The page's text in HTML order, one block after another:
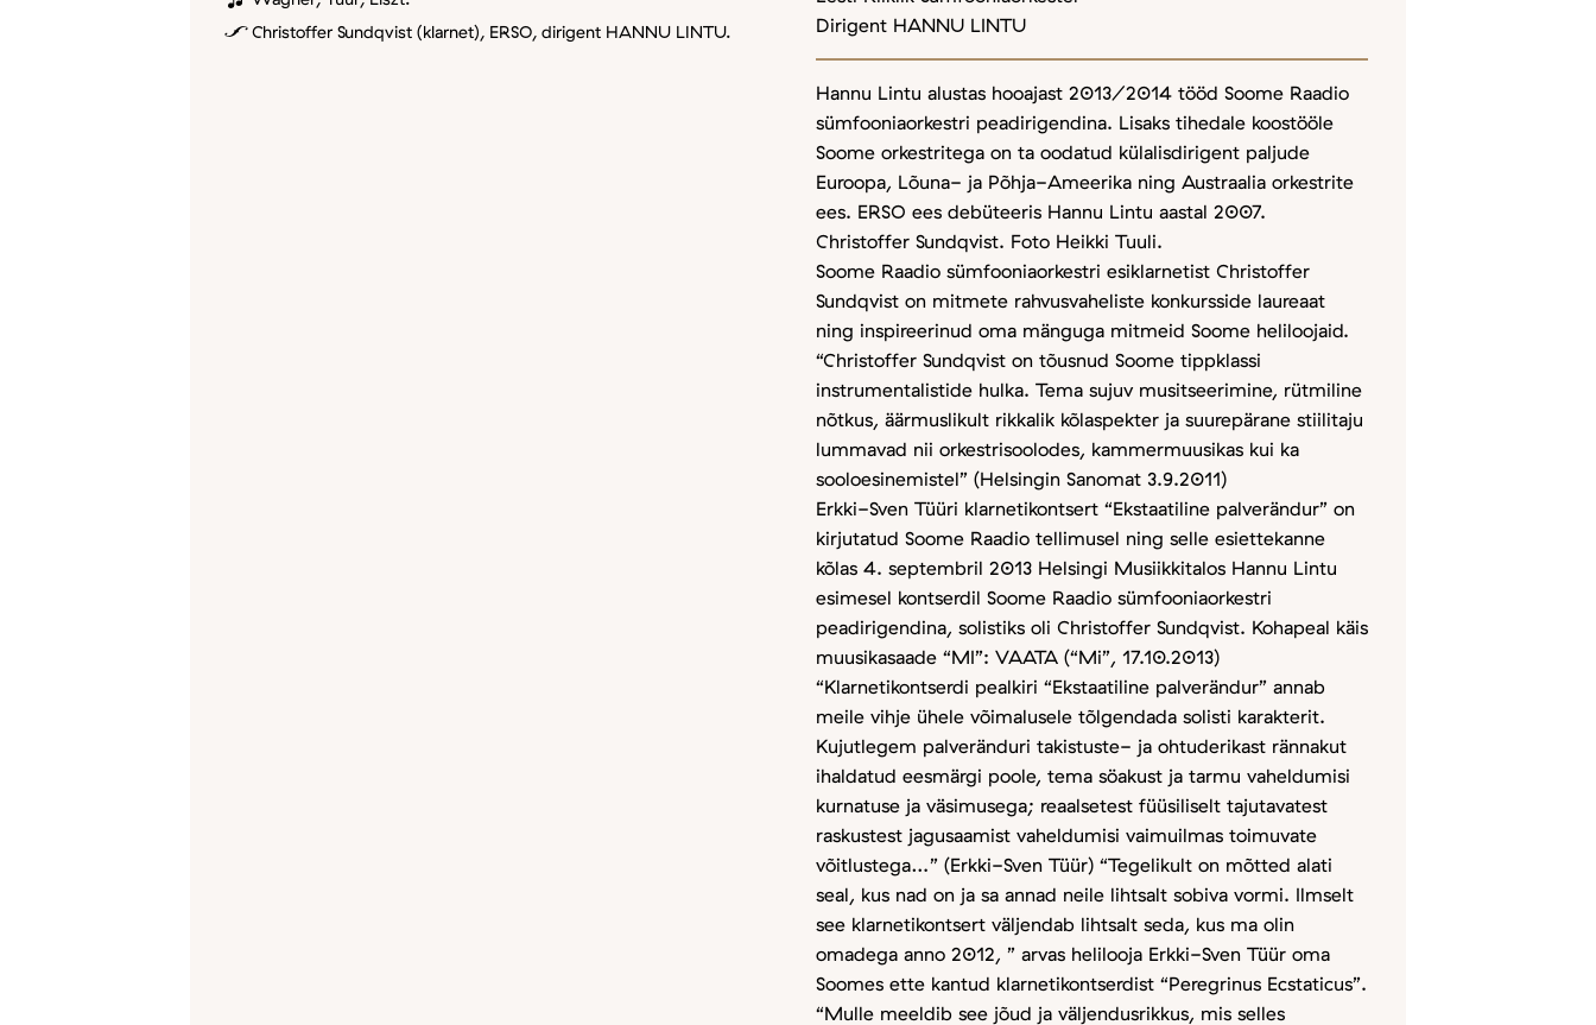
Christoffer Sundqvist (klarnet), ERSO, dirigent HANNU LINTU.
Dirigent HANNU LINTU
Hannu Lintu alustas hooajast 2013/2014 tööd Soome Raadio
sümfooniaorkestri peadirigendina. Lisaks tihedale koostööle
Soome orkestritega on ta oodatud külalisdirigent paljude
Euroopa, Lõuna- ja Põhja-Ameerika ning Austraalia orkestrite
ees. ERSO ees debüteeris Hannu Lintu aastal 2007.
Christoffer Sundqvist. Foto Heikki Tuuli.
Soome Raadio sümfooniaorkestri esiklarnetist Christoffer
Sundqvist on mitmete rahvusvaheliste konkursside laureaat
ning inspireerinud oma mänguga mitmeid Soome heliloojaid.
“Christoffer Sundqvist on tõusnud Soome tippklassi
instrumentalistide hulka. Tema sujuv musitseerimine, rütmiline
nõtkus, äärmuslikult rikkalik kõlaspekter ja suurepärane stiilitaju
lummavad nii orkestrisoolodes, kammermuusikas kui ka
sooloesinemistel” (Helsingin Sanomat 3.9.2011)
Erkki-Sven Tüüri klarnetikontsert “Ekstaatiline palverändur” on
kirjutatud Soome Raadio tellimusel ning selle esiettekanne
kõlas 4. septembril 2013 Helsingi Musiikkitalos Hannu Lintu
esimesel kontserdil Soome Raadio sümfooniaorkestri
peadirigendina, solistiks oli Christoffer Sundqvist. Kohapeal käis
muusikasaade “MI”: VAATA (“Mi”, 17.10.2013)
“Klarnetikontserdi pealkiri “Ekstaatiline palverändur” annab
meile vihje ühele võimalusele tõlgendada solisti karakterit.
Kujutlegem palveränduri takistuste- ja ohtuderikast rännakut
ihaldatud eesmärgi poole, tema söakust ja tarmu vaheldumisi
kurnatuse ja väsimusega; reaalsetest füüsiliselt tajutavatest
raskustest jagusaamist vaheldumisi vaimuilmas toimuvate
võitlustega…” (Erkki-Sven Tüür) “Tegelikult on mõtted alati
seal, kus nad on ja sa annad neile lihtsalt sobiva vormi. Ilmselt
see klarnetikontsert väljendab lihtsalt seda, kus ma olin
omadega anno 2012, ” arvas helilooja Erkki-Sven Tüür oma
Soomes ette kantud klarnetikontserdist “Peregrinus Ecstaticus”.
“Mulle meeldib see jõud ja väljendusrikkus, mis selles